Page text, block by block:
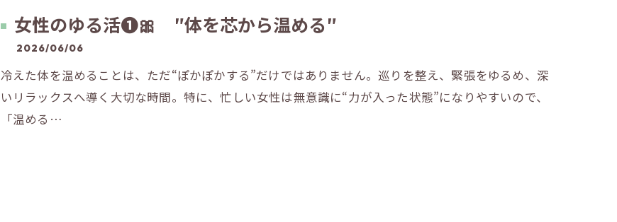
女性のゆる活❶🎀 ″体を芯から温める″
2026/06/06
冷えた体を温めることは、ただ“ぽかぽかする”だけではありません。巡りを整え、緊張をゆるめ、深
いリラックスへ導く大切な時間。特に、忙しい女性は無意識に“力が入った状態”になりやすいので、
「温める…